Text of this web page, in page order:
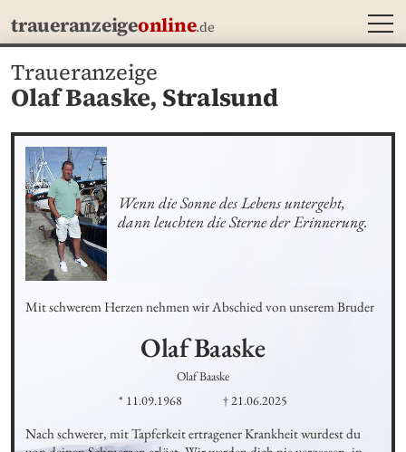
traueranzeigeonline.de
Traueranzeige
Olaf Baaske, Stralsund
Wenn die Sonne des Lebens untergeht,
dann leuchten die Sterne der Erinnerung.
Mit schwerem Herzen nehmen wir Abschied von unserem Bruder
OlafBaaske
Olaf Baaske
* 11.09.1968
† 21.06.2025
Nach schwerer, mit Tapferkeit ertragener Krankheit wurdest du